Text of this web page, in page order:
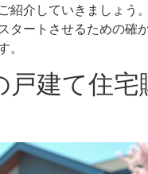
紹介していきましょう
タートさせるための確
。
戸建て住宅